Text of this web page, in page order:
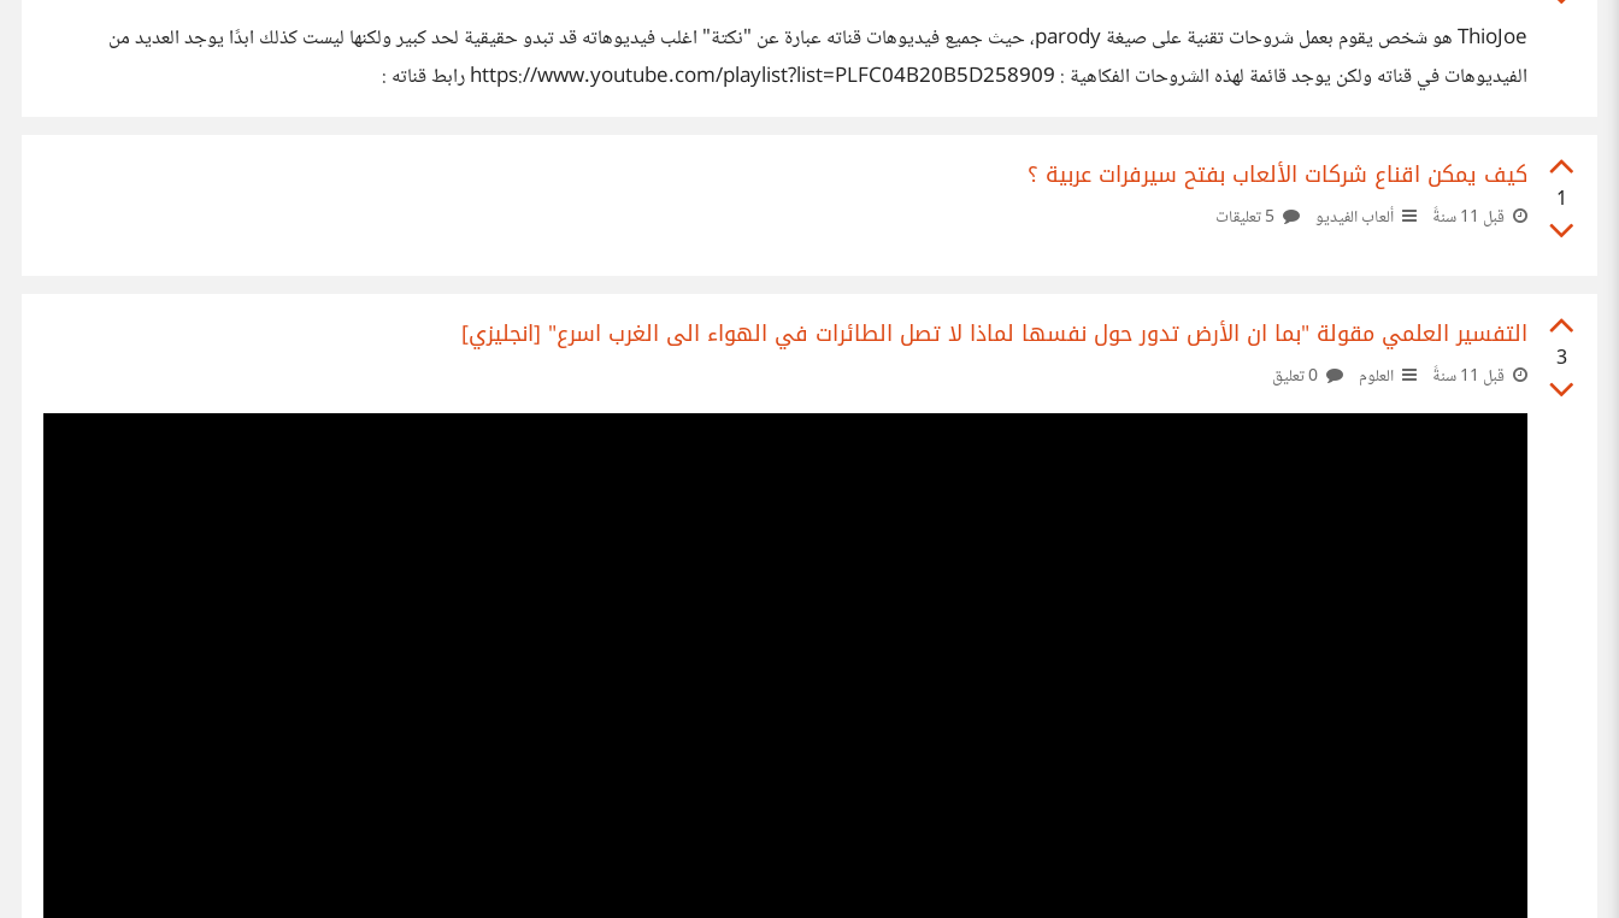
ThioJoe هو شخص يقوم بعمل شروحات تقنية على صيغة parody، حيث جميع فيديوهات قناته عبارة عن "نكتة" اغلب فيديوهاته قد تبدو حقيقية لحد كبير ولكنها ليست كذلك ابدًا يوجد العديد من
الفيديوهات في قناته ولكن يوجد قائمة لهذه الشروحات الفكاهية : https://www.youtube.com/playlist?list=PLFC04B20B5D258909 رابط قناته :
1
كيف يمكن اقناع شركات الألعاب بفتح سيرفرات عربية ؟
قبل 11 سنةً ألعاب الفيديو
3
التفسير العلمي مقولة "بما ان الأرض تدور حول نفسها لماذا لا تصل الطائرات في الهواء الى الغرب اسرع" [انجليزي]
قبل 11 سنةً العلوم